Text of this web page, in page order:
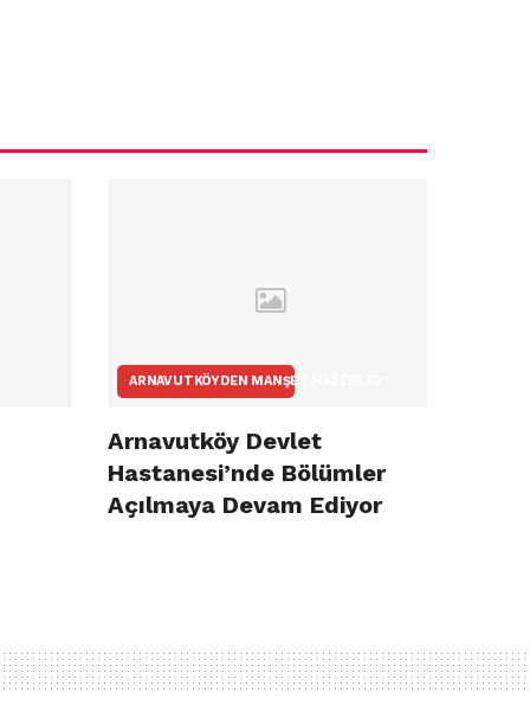
ARNAVUTKÖYDEN MANŞET HABERLER
Arnavutköy Devlet
Hastanesi’nde Bölümler
Açılmaya Devam Ediyor